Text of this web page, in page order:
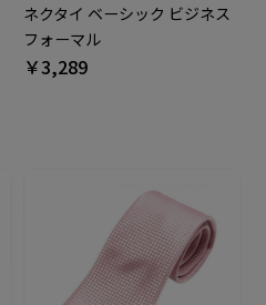
ネクタイ ベーシック ビジネス
フォーマル
￥3,289